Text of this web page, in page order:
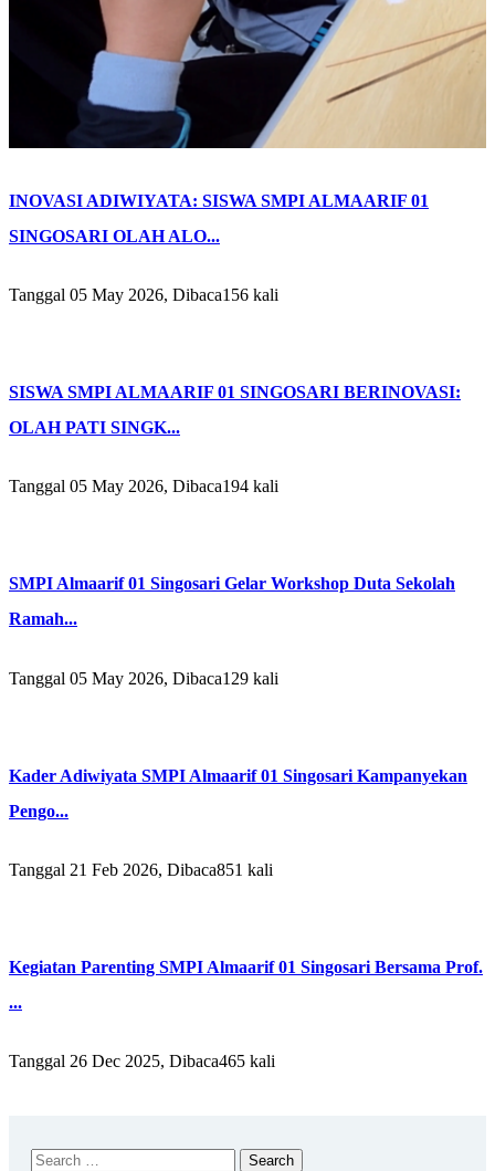
INOVASI ADIWIYATA: SISWA SMPI ALMAARIF 01
SINGOSARI OLAH ALO...
Tanggal 05 May 2026, Dibaca156 kali
SISWA SMPI ALMAARIF 01 SINGOSARI BERINOVASI:
OLAH PATI SINGK...
Tanggal 05 May 2026, Dibaca194 kali
SMPI Almaarif 01 Singosari Gelar Workshop Duta Sekolah
Ramah...
Tanggal 05 May 2026, Dibaca129 kali
Kader Adiwiyata SMPI Almaarif 01 Singosari Kampanyekan
Pengo...
Tanggal 21 Feb 2026, Dibaca851 kali
Kegiatan Parenting SMPI Almaarif 01 Singosari Bersama Prof.
...
Tanggal 26 Dec 2025, Dibaca465 kali